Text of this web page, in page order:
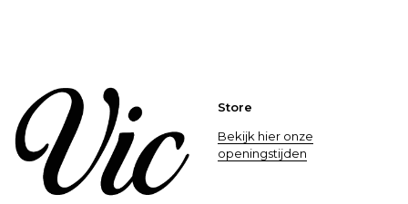
Store
Bekijk hier onze
openingstijden